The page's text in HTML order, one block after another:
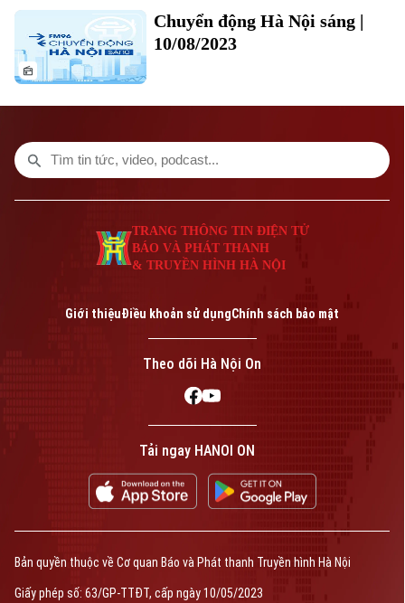
Liên hệ đường dây nóng (bấm để gọi)
Tòa soạn Tòa soạn
phép số: Số 63/GP-TTDT, cấp ngày 10/05/2023
TRANG THÔNG TIN ĐIỆN TỬ
CỦA CƠ QUAN BÁO VÀ PHÁT THANH TRUYỀN HÌNH HÀ NỘI
Phó Giám đốc: Nguyễn Kim Khiêm, Nguyễn Minh Đức, Nguyễn Thành Lợi
Chuyển động Hà Nội sáng |
10/08/2023
TRANG THÔNG TIN ĐIỆN TỬ
BÁO VÀ PHÁT THANH
& TRUYỀN HÌNH HÀ NỘI
Giới thiệuĐiều khoản sử dụngChính sách bảo mật
Theo dõi Hà Nội On
Tải ngay HANOI ON
Bản quyền thuộc về Cơ quan Báo và Phát thanh Truyền hình Hà Nội
Giấy phép số: 63/GP-TTĐT, cấp ngày 10/05/2023